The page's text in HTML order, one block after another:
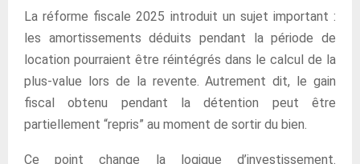
La réforme fiscale 2025 introduit un sujet important :
les amortissements déduits pendant la période de
location pourraient être réintégrés dans le calcul de la
plus-value lors de la revente. Autrement dit, le gain
fiscal obtenu pendant la détention peut être
partiellement “repris” au moment de sortir du bien.
Ce point change la logique d’investissement.